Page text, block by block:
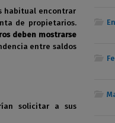
habitual encontrar
de propietarios.
deben mostrarse
entre saldos
solicitar a sus